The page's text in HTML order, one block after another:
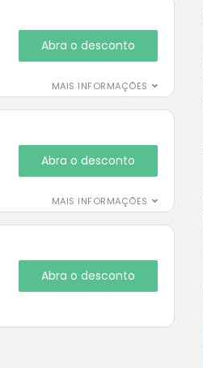
MAIS INFORMAÇÕES
Abra o desconto
MAIS INFORMAÇÕES
Abra o desconto
Abra o desconto